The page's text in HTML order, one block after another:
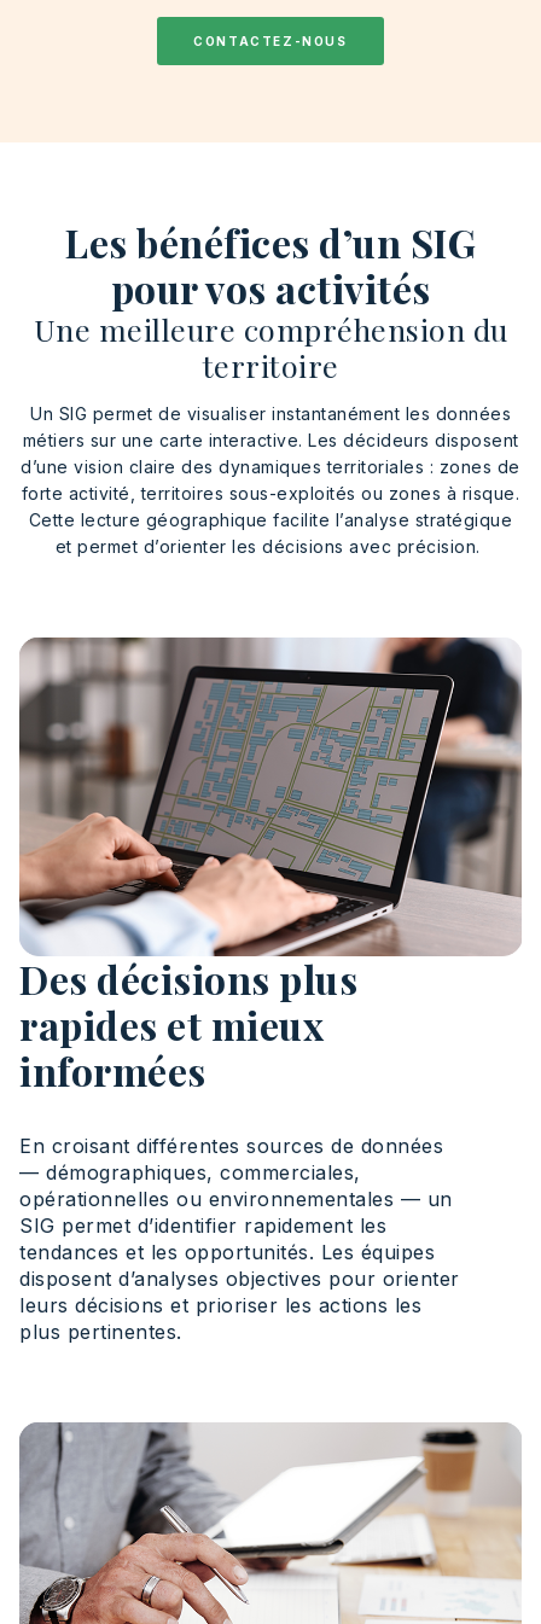
CONTACTEZ-NOUS
Les bénéfices d’un SIG
pour vos activités
Une meilleure compréhension du
territoire
Un SIG permet de visualiser instantanément les données
métiers sur une carte interactive. Les décideurs disposent
d’une vision claire des dynamiques territoriales : zones de
forte activité, territoires sous-exploités ou zones à risque.
Cette lecture géographique facilite l’analyse stratégique
et permet d’orienter les décisions avec précision.
Des décisions plus
rapides et mieux
informées
En croisant différentes sources de données
— démographiques, commerciales,
opérationnelles ou environnementales — un
SIG permet d’identifier rapidement les
tendances et les opportunités. Les équipes
disposent d’analyses objectives pour orienter
leurs décisions et prioriser les actions les
plus pertinentes.